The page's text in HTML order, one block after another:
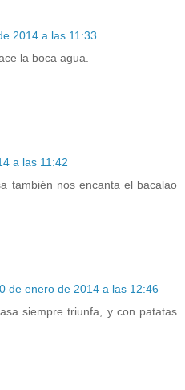
2014 a las 11:33
la boca agua.
a las 11:42
también nos encanta el bacalao
de enero de 2014 a las 12:46
siempre triunfa, y con patatas